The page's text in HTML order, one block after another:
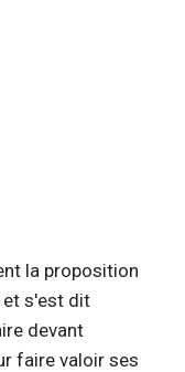
la proposition
et s'est dit
devant
faire valoir ses